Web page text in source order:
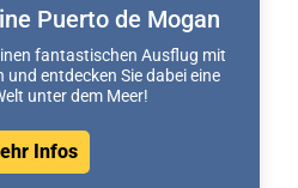
Puerto de Mogan
fantastischen Ausflug mit
und entdecken Sie dabei eine
unter dem Meer!
Infos